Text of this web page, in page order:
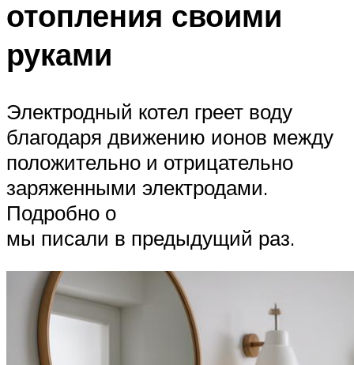
отопления своими
руками
Электродный котел греет воду
благодаря движению ионов между
положительно и отрицательно
заряженными электродами.
Подробно о
мы писали в предыдущий раз.